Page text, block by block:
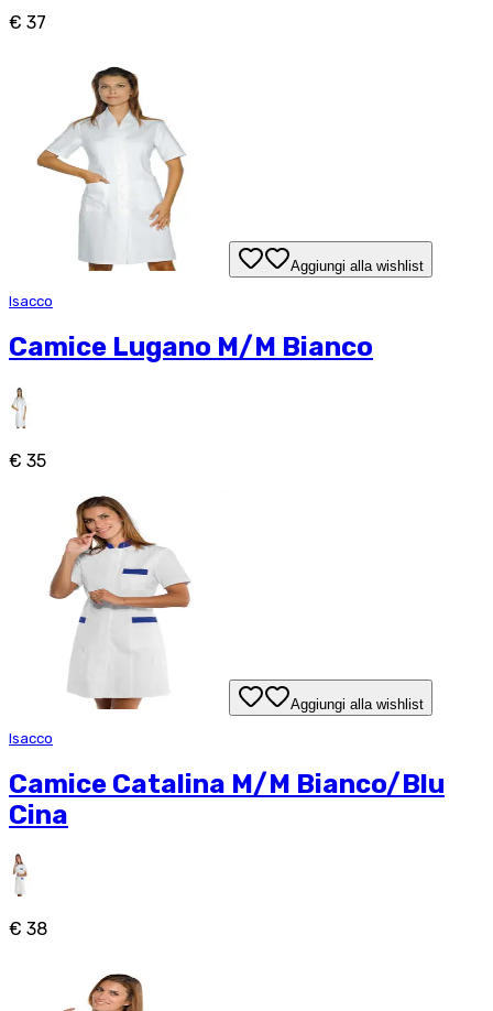
€ 37
Aggiungi alla wishlist
Isacco
Camice Lugano M/M Bianco
€ 35
Aggiungi alla wishlist
Isacco
Camice Catalina M/M Bianco/Blu
Cina
€ 38